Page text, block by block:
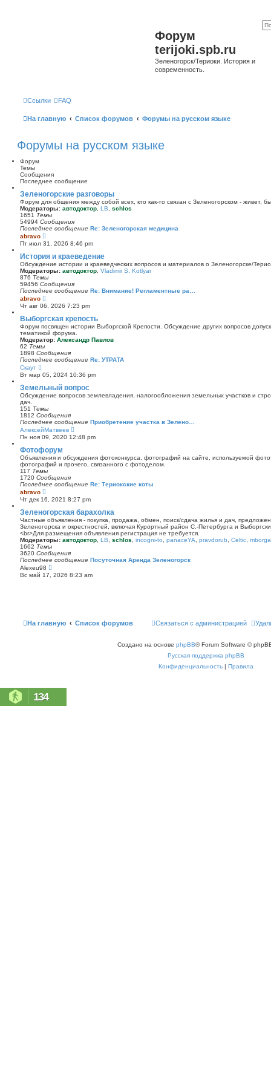
Форум
terijoki.spb.ru
Зеленогорск/Териоки. История и
современность.
Ссылки FAQ
На главную Список форумов Форумы на русском языке
Форумы на русском языке
Форум
Темы
Сообщения
Последнее сообщение
Зеленогорские разговоры
Форум для общения между собой всех, кто как-то связан с Зеленогорском - живет,
Модераторы: автодоктор LB
schlos
1651 Темы
54994 Сообщения
Последнее сообщение Re: Зеленогорская медицина
abravo
е
р
е
й
т
и
к
п
о
л
д
н
е
м
с
о
б
е
н
ю
Пт июл 31, 2026 8:46 pm
История и краеведение
Обсуждение истории и краеведческих вопросов и материалов о Зеленогорске/
Модераторы: автодоктор Vladimir S. Kotlyar
876 Темы
59456 Сообщения
Последнее сообщение Re: Внимание! Регламентные ра…
abravo
е
р
е
й
т
и
к
о
с
е
н
е
у
с
о
о
б
е
н
и
ю
Чт авг 06, 2026 7:23 pm
Выборгская крепость
Форум посвящен истории Выборгской Крепости. Обсуждение других вопросов
тематикой форума.
Модератор: Александр Павлов
62 Темы
1898 Сообщения
Последнее сообщение Re: УТРАТА
Скаут
е
р
е
й
т
к
п
о
с
л
д
н
е
м
у
с
о
о
щ
е
н
и
ю
Вт мар 05, 2024 10:36 pm
Земельный вопрос
Обсуждение вопросов землевладения, налогообложения земельных участков и
дач.
151 Темы
1812 Сообщения
Последнее сообщение Приобретение участка в Зелено…
АлексейМатвеев
е
р
т
и
о
л
д
н
е
м
у
о
щ
Пн ноя 09, 2020 12:48 pm
Фотофорум
Объявления и обсуждения фотоконкурса, фотографий на сайте, используемой
фотографий и прочего, связанного с фотоделом.
117 Темы
1720 Сообщения
Последнее сообщение Re: Териокские коты
abravo
е
р
е
й
т
и
к
п
о
с
л
е
д
о
Чт дек 16, 2021 8:27 pm
Зеленогорская барахолка
Частные объявления - покупка, продажа, обмен, поиск/сдача жилья и дач,
Зеленогорска и окрестностей, включая Курортный район С.-Петербурга и
<br>Для размещения объявления регистрация не требуется.
Модераторы: автодоктор LB schlos incogni-to panaceYA pravdorub Celtic
1662 Темы
3620 Сообщения
Последнее сообщение Посуточная Аренда Зеленогорск
Alexeu98
е
р
о
б
Вс май 17, 2026 8:23 am
На главную Список форумов Связаться с администрацией
Создано на основе phpBB® Forum Software ©
Русская поддержка phpBB
Конфиденциальность | Правила
134